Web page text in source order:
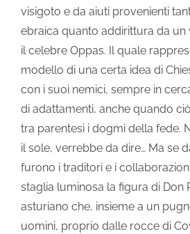
visigoto e da aiuti provenienti
ebraica quanto addirittura da
il celebre Oppas. Il quale
modello di una certa idea di
con i suoi nemici, sempre in
di adattamenti, anche quando
tra parentesi i dogmi della fede.
il sole, verrebbe da dire… Ma se
furono i traditori e i
staglia luminosa la figura di Don
asturiano che, insieme a un
uomini, proprio dalle rocce di